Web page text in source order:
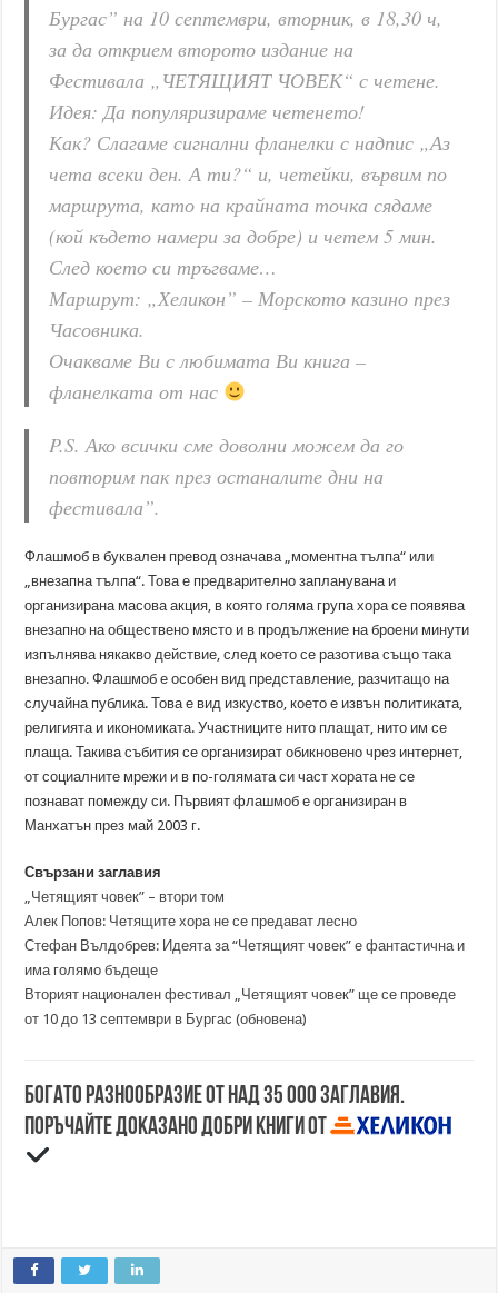
Бургас” на 10 септември, вторник, в 18,30 ч,
за да открием второто издание на
Фестивала „ЧЕТЯЩИЯТ ЧОВЕК“ с четене.
Идея: Да популяризираме четенето!
Как? Слагаме сигнални фланелки с надпис „Аз
чета всеки ден. А ти?“ и, четейки, вървим по
маршрута, като на крайната точка сядаме
(кой където намери за добре) и четем 5 мин.
След което си тръгваме…
Маршрут: „Хеликон” – Морското казино през
Часовника.
Очакваме Ви с любимата Ви книга –
фланелката от нас
P.S. Ако всички сме доволни можем да го
повторим пак през останалите дни на
фестивала”.
Флашмоб в буквален превод означава „моментна тълпа“ или
„внезапна тълпа“. Това е предварително запланувана и
организирана масова акция, в която голяма група хора се появява
внезапно на обществено място и в продължение на броени минути
изпълнява някакво действие, след което се разотива също така
внезапно. Флашмоб е особен вид представление, разчитащо на
случайна публика. Това е вид изкуство, което е извън политиката,
религията и икономиката. Участниците нито плащат, нито им се
плаща. Такива събития се организират обикновено чрез интернет,
от социалните мрежи и в по-голямата си част хората не се
познават помежду си. Първият флашмоб е организиран в
Манхатън през май 2003 г.
Свързани заглавия
„Четящият човек” – втори том
Алек Попов: Четящите хора не се предават лесно
Стефан Вълдобрев: Идеята за “Четящият човек” е фантастична и
има голямо бъдеще
Вторият национален фестивал „Четящият човек” ще се проведе
от 10 до 13 септември в Бургас (обновена)
Богато разнообразие от над 35 000 заглавия.
Поръчайте доказано добри книги от